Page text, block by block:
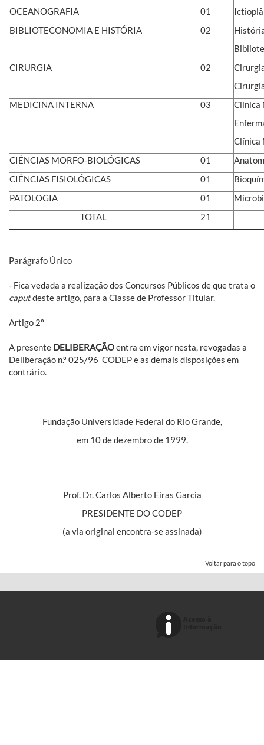
OCEANOGRAFIA 01
BIBLIOTECONOMIA E HISTÓRIA
02
CIRURGIA
02
MEDICINA INTERNA
03
Clínica
Clínica
CIÊNCIAS MORFO-BIOLÓGICAS
01
CIÊNCIAS FISIOLÓGICAS
01
PATOLOGIA
01
TOTAL
21
Parágrafo Único
- Fica vedada a realização dos Concursos Públicos de que trata o
caputdeste artigo, para a Classe de Professor Titular.
Artigo 2º 
A presente DELIBERAÇÃOentra em vigor nesta, revogadas a
Deliberação n.º 025/96  CODEP e as demais disposições em
contrário.
Fundação Universidade Federal do Rio Grande,
em 10 de dezembro de 1999.
Prof. Dr. Carlos Alberto Eiras Garcia
PRESIDENTE DO CODEP
(a via original encontra-se assinada)
Voltar para o topo